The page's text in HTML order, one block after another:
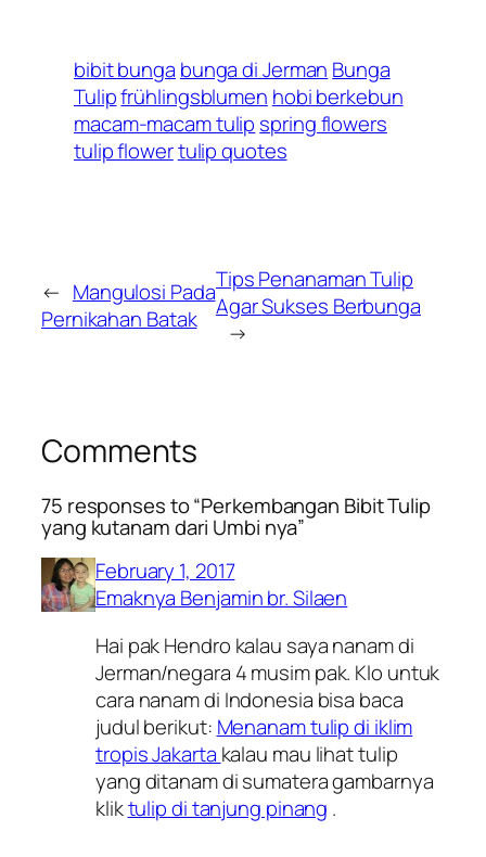
bibit bunga bunga di Jerman Bunga
Tulipfrühlingsblumen hobi berkebun
macam-macam tulip spring flowers
tulip flowertulip quotes
← Mangulosi Pada
Pernikahan Batak
Tips Penanaman Tulip
Agar Sukses Berbunga
→
Comments
75 responses to “Perkembangan Bibit Tulip
yang kutanam dari Umbi nya”
February 1, 2017
Emaknya Benjamin br. Silaen
Hai pak Hendro kalau saya nanam di
Jerman/negara 4 musim pak. Klo untuk
cara nanam di Indonesia bisa baca
judul berikut: Menanam tulip di iklim
tropis Jakarta kalau mau lihat tulip
yang ditanam di sumatera gambarnya
kliktulip di tanjung pinang .